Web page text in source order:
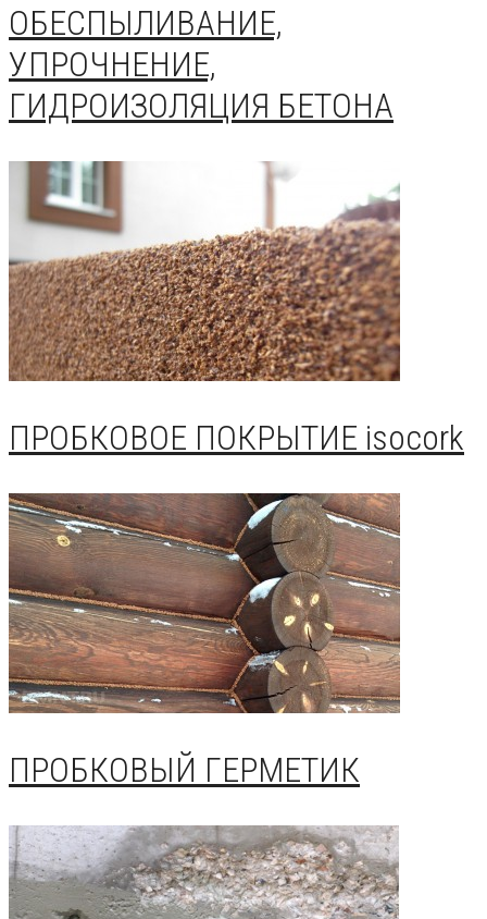
ОБЕСПЫЛИВАНИЕ,
УПРОЧНЕНИЕ,
ГИДРОИЗОЛЯЦИЯ БЕТОНА
ПРОБКОВОЕ ПОКРЫТИЕ isocork
ПРОБКОВЫЙ ГЕРМЕТИК